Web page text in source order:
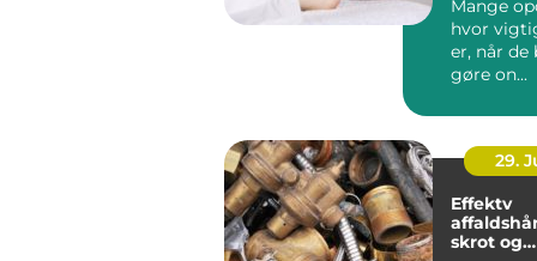
Mange
hvor
er, når de
gøre on...
29.
Effektv
skrot og